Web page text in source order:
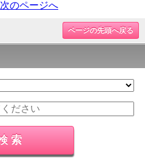
次のページへ
ページの先頭へ戻る